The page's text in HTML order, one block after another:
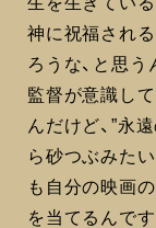
神に祝福され
ろうな、と思
監督が意識し
んだけど、”永
ら砂つぶみた
も自分の映画
を当てるんで